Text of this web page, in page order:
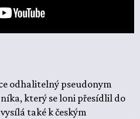
odhalitelný pseudonym
který se loni přesídlil do
také k českým